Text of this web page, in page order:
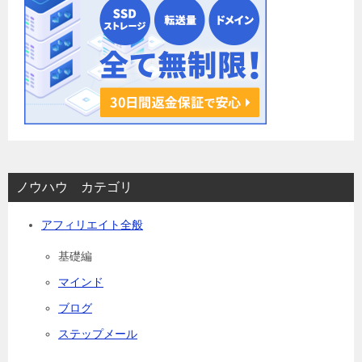
ノウハウ カテゴリ
アフィリエイト全般
基礎編
マインド
ブログ
ステップメール